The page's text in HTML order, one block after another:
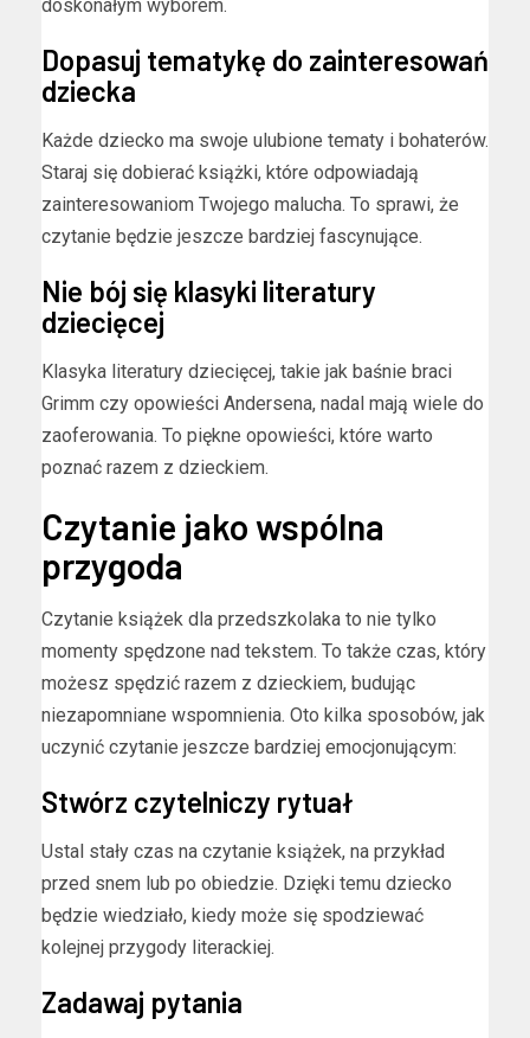
doskonałym wyborem.
Dopasuj tematykę do zainteresowań
dziecka
Każde dziecko ma swoje ulubione tematy i bohaterów.
Staraj się dobierać książki, które odpowiadają
zainteresowaniom Twojego malucha. To sprawi, że
czytanie będzie jeszcze bardziej fascynujące.
Nie bój się klasyki literatury
dziecięcej
Klasyka literatury dziecięcej, takie jak baśnie braci
Grimm czy opowieści Andersena, nadal mają wiele do
zaoferowania. To piękne opowieści, które warto
poznać razem z dzieckiem.
Czytanie jako wspólna
przygoda
Czytanie książek dla przedszkolaka to nie tylko
momenty spędzone nad tekstem. To także czas, który
możesz spędzić razem z dzieckiem, budując
niezapomniane wspomnienia. Oto kilka sposobów, jak
uczynić czytanie jeszcze bardziej emocjonującym:
Stwórz czytelniczy rytuał
Ustal stały czas na czytanie książek, na przykład
przed snem lub po obiedzie. Dzięki temu dziecko
będzie wiedziało, kiedy może się spodziewać
kolejnej przygody literackiej.
Zadawaj pytania